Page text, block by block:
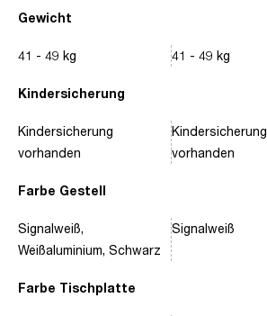
Gewicht
Kindersicherung
Farbe Gestell
Farbe Tischplatte
41 - 49 kg
Kindersicherung
vorhanden
Signalweiß,
Weißaluminium, Schwarz
41 - 49 kg
Kindersicherung
vorhanden
Signalweiß